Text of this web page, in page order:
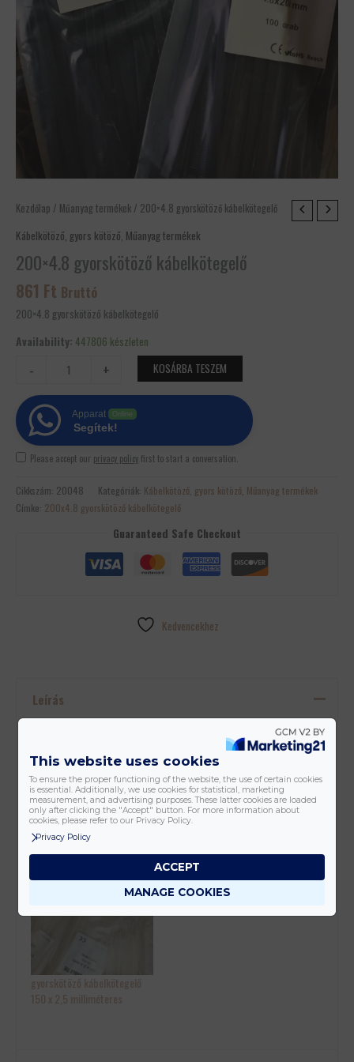
Kezdőlap / Műanyag termékek / 200×4.8 gyorskötöző kábelkötegelő
Kábelkötöző, gyors kötöző, Műanyag termékek
200×4.8 gyorskötöző kábelkötegelő
861 Ft Bruttó
200×4.8 gyorskötöző kábelkötegelő
Availability: 447806 készleten
-
200x4.8
kábelkötegelő
mennyiség
+ KOSÁRBA TESZEM
Apparat Online
Segítek!
Please accept our privacy policyfirst to start a conversation.
Cikkszám: 20048 Kategóriák: Kábelkötöző, gyors kötöző Műanyag termékek
Címke: 200x4.8 gyorskötöző kábelkötegelő
Guaranteed Safe Checkout
Kedvencekhez
Leírás
100 db-os kiszerelésben, az ár 100 db-ra értendő.
kábelkötegelő
200×2.5 gyors kötöző
kábelkötegelő
gyorskötöző kábelkötegelő
150 x 2,5 milliméteres
This website uses cookies
To ensure the proper functioning of the website, the use of certain cookies
is essential. Additionally, we use cookies for statistical, marketing
measurement, and advertising purposes. These latter cookies are loaded
only after clicking the "Accept" button. For more information about
cookies, please refer to our Privacy Policy.
Privacy Policy
MANAGE COOKIES
ACCEPT